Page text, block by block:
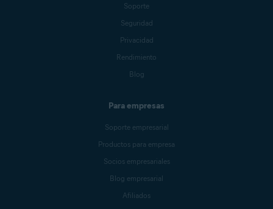
Soporte
Seguridad
Privacidad
Rendimiento
Blog
Para empresas
Soporte empresarial
Productos para empresa
Socios empresariales
Blog empresarial
Afiliados